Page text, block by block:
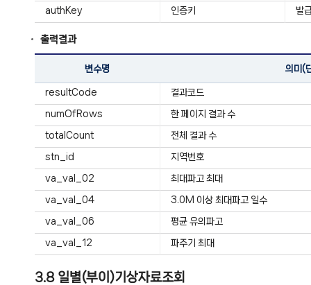
authKey 인증키 발
출력결과
변수명 의미(
resultCode 결과코드
numOfRows 한 페이지 결과 수
totalCount 전체 결과 수
stn_id 지역번호
va_val_02 최대파고 최대
va_val_04 3.0M 이상 최대파고 일수
va_val_06 평균 유의파고
va_val_12 파주기 최대
3.8 일별(부이)기상자료조회